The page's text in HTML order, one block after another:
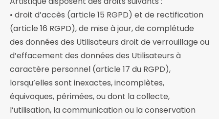
• droit d’accès (article 15 RGPD) et de rectification
(article 16 RGPD), de mise à jour, de complétude
des données des Utilisateurs droit de verrouillage ou
d’effacement des données des Utilisateurs à
caractère personnel (article 17 du RGPD),
lorsqu’elles sont inexactes, incomplètes,
équivoques, périmées, ou dont la collecte,
l’utilisation, la communication ou la conservation